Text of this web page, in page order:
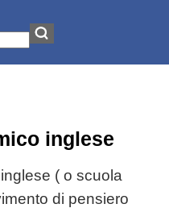
inglese
( o scuola
di pensiero